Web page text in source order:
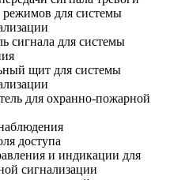
режимов для системы
сигнала для системы
щит для системы
для охранно-пожарной
доступа
и индикации для
сигнализации